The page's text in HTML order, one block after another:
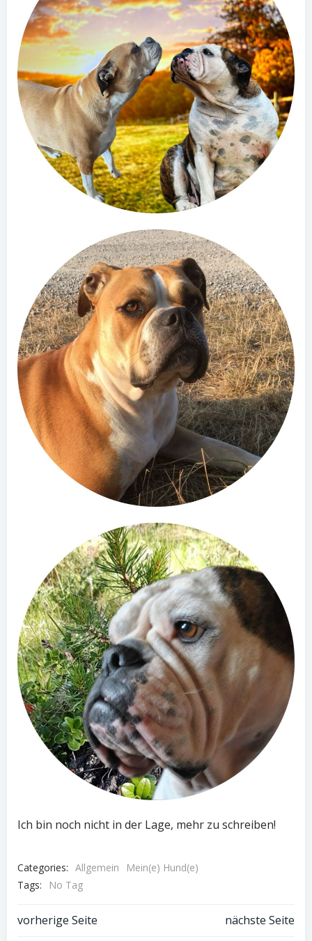
Ich bin noch nicht in der Lage, mehr zu schreiben!
Categories: Allgemein
Mein(e) Hund(e)
Tags:
No Tag
Post
vorherige Seite nächste Seite